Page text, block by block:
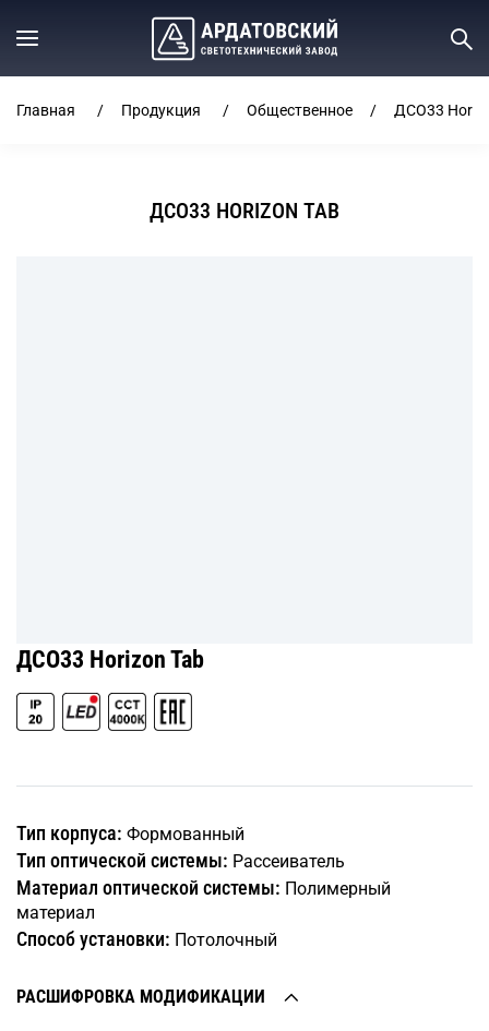
Главная Продукция Общественное ДСО33
ДСО33 HORIZON TAB
ДСО33 Horizon Tab
Тип корпуса: Формованный
Тип оптической системы: Рассеиватель
Материал оптической системы: Полимерный
материал
Способ установки: Потолочный
РАСШИФРОВКА МОДИФИКАЦИИ